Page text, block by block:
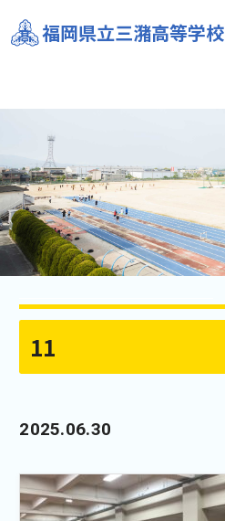
福岡県立三潴高等学校
11
2025.06.30